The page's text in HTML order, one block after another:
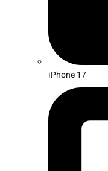
iPhone 17